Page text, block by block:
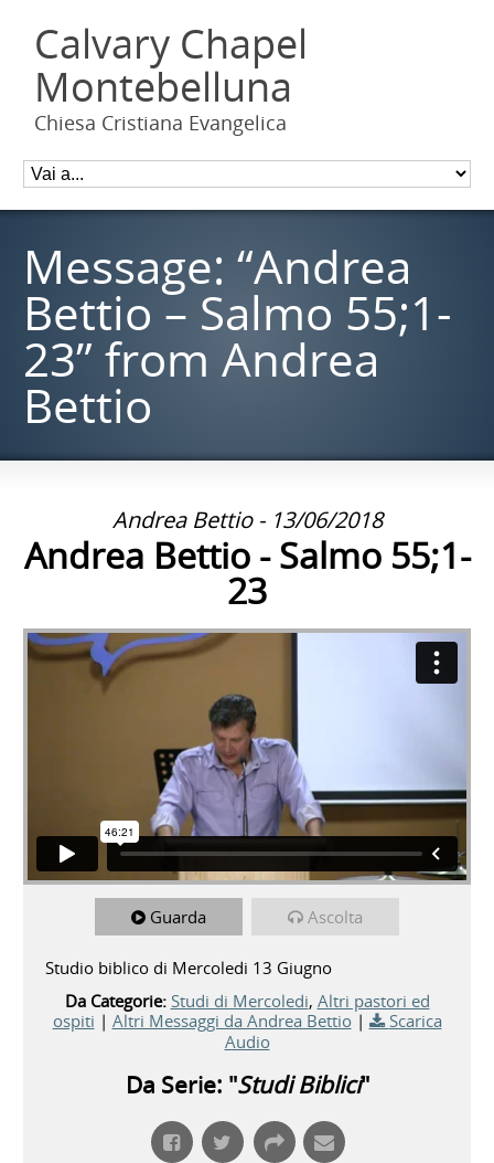
Calvary Chapel
Montebelluna
Chiesa Cristiana Evangelica
Message: “Andrea
Bettio – Salmo 55;1-
23” from Andrea
Bettio
Andrea Bettio - 13/06/2018
Andrea Bettio - Salmo 55;1-
23
Guarda Ascolta
Studio biblico di Mercoledi 13 Giugno
Da Categorie: Studi di Mercoledi, Altri pastori ed
ospiti | Altri Messaggi da Andrea Bettio|
Scarica
Audio
Da Serie: "Studi Biblici"